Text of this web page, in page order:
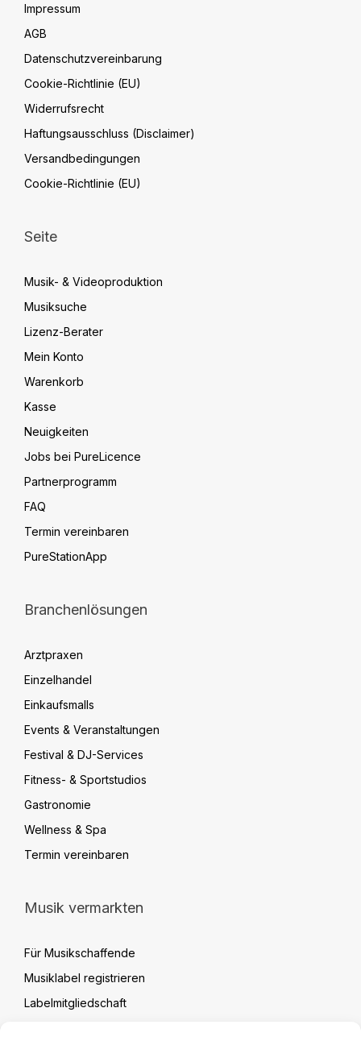
Impressum
AGB
Datenschutzvereinbarung
Cookie-Richtlinie (EU)
Widerrufsrecht
Haftungsausschluss (Disclaimer)
Versandbedingungen
Cookie-Richtlinie (EU)
Seite
Musik- & Videoproduktion
Musiksuche
Lizenz-Berater
Mein Konto
Warenkorb
Kasse
Neuigkeiten
Jobs bei PureLicence
Partnerprogramm
FAQ
Termin vereinbaren
PureStationApp
Branchenlösungen
Arztpraxen
Einzelhandel
Einkaufsmalls
Events & Veranstaltungen
Festival & DJ-Services
Fitness- & Sportstudios
Gastronomie
Wellness & Spa
Termin vereinbaren
Musik vermarkten
Für Musikschaffende
Musiklabel registrieren
Labelmitgliedschaft